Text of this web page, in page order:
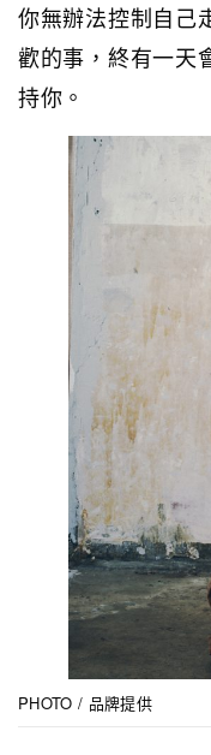
你無辦法控制自己
歡的事，終有一天
持你。
PHOTO / 品牌提供